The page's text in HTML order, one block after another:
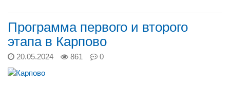
Программа первого и второго
этапа в Карпово
20.05.2024 861 0